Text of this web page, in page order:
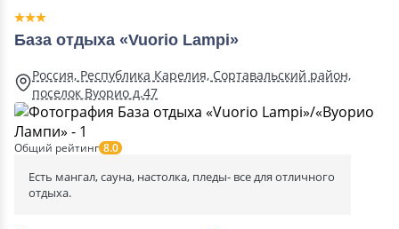
База отдыха «Vuorio Lampi»
Россия, Республика Карелия, Сортавальский район,
поселок Вуорио д.47
Общий рейтинг 8.0
Есть мангал, сауна, настолка, пледы- все для отличного
отдыха.